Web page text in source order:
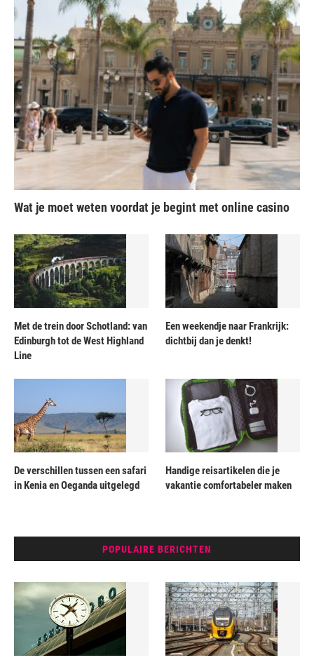
Wat je moet weten voordat je begint met online casino
Met de trein door Schotland: van
Edinburgh tot de West Highland
Line
Een weekendje naar Frankrijk:
dichtbij dan je denkt!
De verschillen tussen een safari
in Kenia en Oeganda uitgelegd
Handige reisartikelen die je
vakantie comfortabeler maken
POPULAIRE BERICHTEN